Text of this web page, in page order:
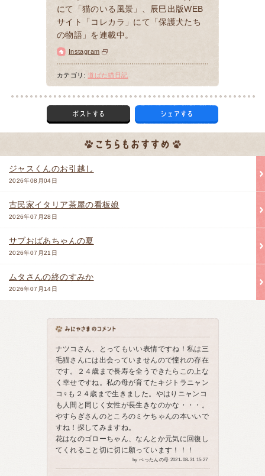
にて「猫のいる風景」、辰巳出版WEB
サイト「コレカラ」にて「保護犬たち
の物語」を連載中。
Instagram
カテゴリ:道ばた猫日記
ジャスくんのお引越し
2026年08月04日
古民家イタリア茶屋の看板娘
2026年07月28日
サブおばあちゃんの夏
2026年07月21日
ムタさんの終のすみか
2026年07月14日
ナツコさん、とってもいい表情ですね！私は三
毛猫さんには出会っていませんので憧れの存在
です。２４歳まで長寿を全うできたらこの上な
く幸せですね。私の母が育てたキジトラニャン
コ♀も２４歳まで生きました。やはりニャンコ
も人間と同じく女性が長生きなのかな・・・。
やすらぎさんのところのミケちゃんの本いいで
すね！探してみますね。
花はなのゴローちゃん、なんとか元気に回復し
てくれること切に切に願っています！！！
by ぺったんの母 2021-08-31 15:27